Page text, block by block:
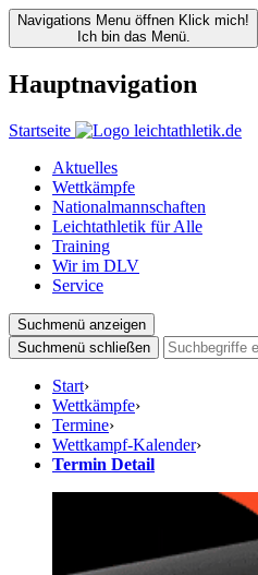
Navigations Menu öffnen Klick mich!
Ich bin das Menü.
Hauptnavigation
Startseite
Aktuelles
Wettkämpfe
Nationalmannschaften
Leichtathletik für Alle
Training
Wir im DLV
Service
Suchmenü anzeigen
Suchmenü schließen
Start›
Wettkämpfe›
Termine›
Wettkampf-Kalender›
Termin Detail